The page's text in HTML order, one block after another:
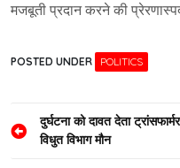
मजबूती प्रदान करने की
POSTED UNDER POLITICS
Post
navigation
दुर्घटना को दावत देता
विधुत विभाग मौन